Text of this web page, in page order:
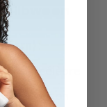
:
la célèbre
trouve son